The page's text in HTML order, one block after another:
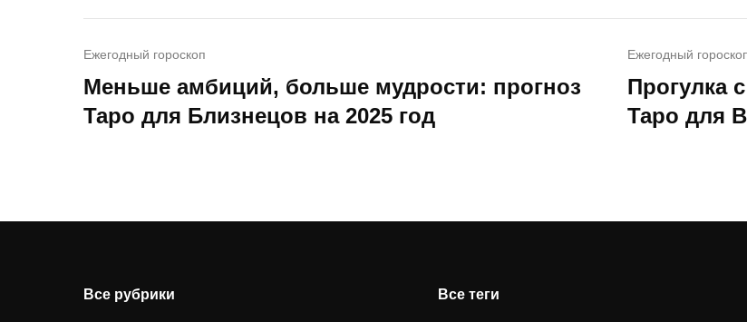
Ежегодный гороскоп
Меньше амбиций, больше мудрости: прогноз
Таро для Близнецов на 2025 год
Ежегодный
Прогулка
Таро для
Все рубрики Все теги